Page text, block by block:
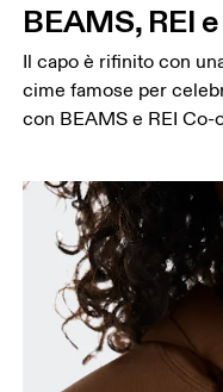
BEAMS, REI
Il capo è rifinito con
cime famose per
con BEAMS e REI Co-